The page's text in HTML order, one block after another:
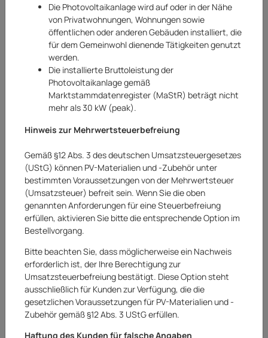
Klink
Klink elektronischer Türschloss Türgriff
Fingerabdruck Smart One Pro Schwarz
Die Photovoltaikanlage wird auf oder in der Nähe
von Privatwohnungen, Wohnungen sowie
öffentlichen oder anderen Gebäuden installiert, die
für dem Gemeinwohl dienende Tätigkeiten genutzt
werden.
Die installierte Bruttoleistung der
Photovoltaikanlage gemäß
Marktstammdatenregister (MaStR) beträgt nicht
mehr als 30 kW (peak).
Hinweis zur Mehrwertsteuerbefreiung
Gemäß §12 Abs. 3 des deutschen Umsatzsteuergesetzes
(UStG) können PV-Materialien und -Zubehör unter
bestimmten Voraussetzungen von der Mehrwertsteuer
(Umsatzsteuer) befreit sein. Wenn Sie die oben
genannten Anforderungen für eine Steuerbefreiung
erfüllen, aktivieren Sie bitte die entsprechende Option im
Bestellvorgang.
Bitte beachten Sie, dass möglicherweise ein Nachweis
erforderlich ist, der Ihre Berechtigung zur
Umsatzsteuerbefreiung bestätigt. Diese Option steht
ausschließlich für Kunden zur Verfügung, die die
gesetzlichen Voraussetzungen für PV-Materialien und -
Zubehör gemäß §12 Abs. 3 UStG erfüllen.
Haftung des Kunden für falsche Angaben